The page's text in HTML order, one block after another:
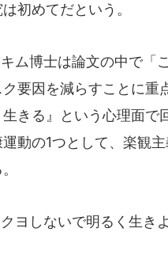
初めてだという。
ム博士は論文の中で「
要因を減らすことに重
きる』という心理面で
動の1つとして、楽観
ヨしないで明るく生きよ